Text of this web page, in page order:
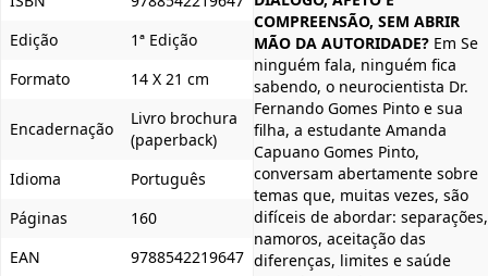
Edição
1ª Edição
Formato
14 X 21 cm
Encadernação
Livro brochura
(paperback)
Idioma
Português
Páginas
160
EAN
9788542219647
COMPREENSÃO, SEM ABRIR
MÃO DA AUTORIDADE? Em Se
ninguém fala, ninguém fica
sabendo, o neurocientista Dr.
Fernando Gomes Pinto e sua
filha, a estudante Amanda
Capuano Gomes Pinto,
conversam abertamente sobre
temas que, muitas vezes, são
difíceis de abordar: separações,
namoros, aceitação das
diferenças, limites e saúde